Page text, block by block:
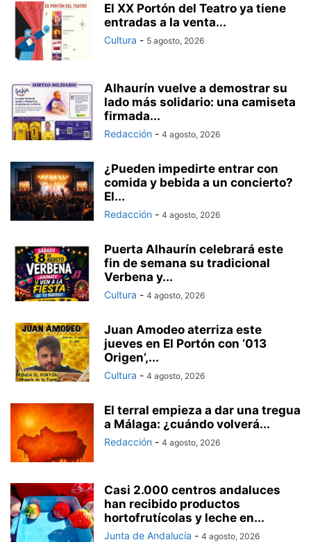
El XX Portón del Teatro ya tiene
entradas a la venta...
Cultura - 5 agosto, 2026
Alhaurín vuelve a demostrar su
lado más solidario: una camiseta
firmada...
Redacción - 4 agosto, 2026
¿Pueden impedirte entrar con
comida y bebida a un concierto?
El...
Redacción - 4 agosto, 2026
Puerta Alhaurín celebrará este
fin de semana su tradicional
Verbena y...
Cultura - 4 agosto, 2026
Juan Amodeo aterriza este
jueves en El Portón con ‘013
Origen’,...
Cultura - 4 agosto, 2026
El terral empieza a dar una tregua
a Málaga: ¿cuándo volverá...
Redacción - 4 agosto, 2026
Casi 2.000 centros andaluces
han recibido productos
hortofrutícolas y leche en...
Junta de Andalucía - 4 agosto, 2026